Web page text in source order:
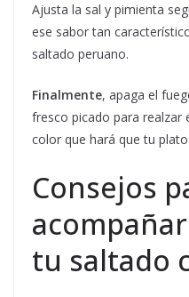
Ajusta la sal y pimienta
ese sabor tan
saltado peruano.
Finalmente, apaga el
fresco picado para realzar
color que hará que tu
Consejos
tu saltado